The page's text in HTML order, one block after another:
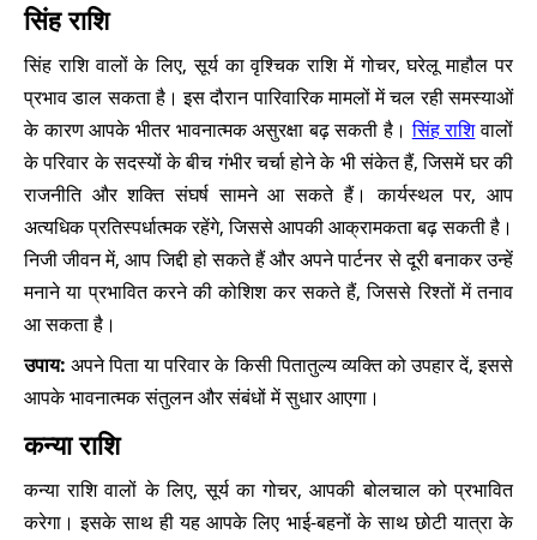
सिंह राशि
सिंह राशि वालों के लिए, सूर्य का वृश्चिक राशि में गोचर, घरेलू माहौल पर
प्रभाव डाल सकता है। इस दौरान पारिवारिक मामलों में चल रही समस्याओं
के कारण आपके भीतर भावनात्मक असुरक्षा बढ़ सकती है।सिंह राशिवालों
के परिवार के सदस्यों के बीच गंभीर चर्चा होने के भी संकेत हैं, जिसमें घर की
राजनीति और शक्ति संघर्ष सामने आ सकते हैं। कार्यस्थल पर, आप
अत्यधिक प्रतिस्पर्धात्मक रहेंगे, जिससे आपकी आक्रामकता बढ़ सकती है।
निजी जीवन में, आप जिद्दी हो सकते हैं और अपने पार्टनर से दूरी बनाकर उन्हें
मनाने या प्रभावित करने की कोशिश कर सकते हैं, जिससे रिश्तों में तनाव
आ सकता है।
उपाय: अपने पिता या परिवार के किसी पितातुल्य व्यक्ति को उपहार दें, इससे
आपके भावनात्मक संतुलन और संबंधों में सुधार आएगा।
कन्या राशि
कन्या राशि वालों के लिए, सूर्य का गोचर, आपकी बोलचाल को प्रभावित
करेगा। इसके साथ ही यह आपके लिए भाई-बहनों के साथ छोटी यात्रा के